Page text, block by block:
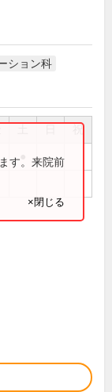
ション科
祝
す。来院前
×閉じる